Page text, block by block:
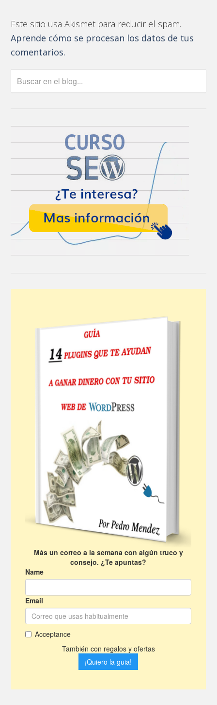
Este sitio usa Akismet para reducir el spam.
Aprende cómo se procesan los datos de tus
comentarios.